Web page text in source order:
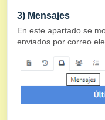
3) Mensajes
En este apartado se
enviados por correo